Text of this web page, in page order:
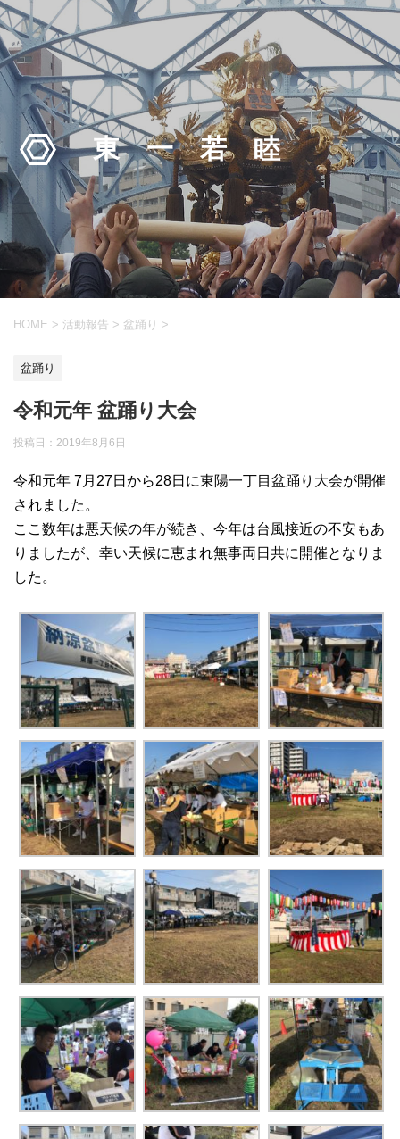
東一若睦
HOME > 活動報告 > 盆踊り >
盆踊り
令和元年 盆踊り大会
投稿日： 2019年8月6日
令和元年 7月27日から28日に東陽一丁目盆踊り大会が開催
されました。
ここ数年は悪天候の年が続き、今年は台風接近の不安もあ
りましたが、幸い天候に恵まれ無事両日共に開催となりま
した。